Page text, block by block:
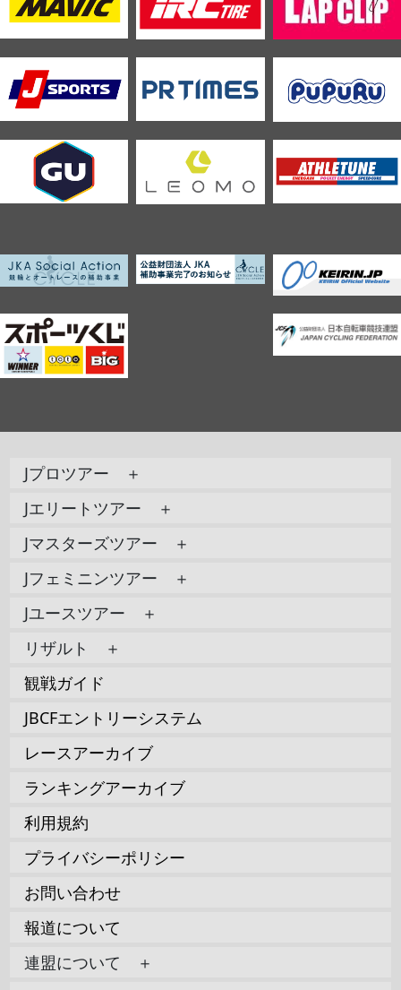
Jプロツアー ＋
Jエリートツアー ＋
Jマスターズツアー ＋
Jフェミニンツアー ＋
Jユースツアー ＋
リザルト ＋
観戦ガイド
JBCFエントリーシステム
レースアーカイブ
ランキングアーカイブ
利用規約
プライバシーポリシー
お問い合わせ
報道について
連盟について ＋